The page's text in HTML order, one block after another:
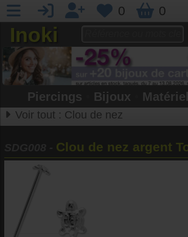
0 0
Inoki
Piercings Bijoux Matériel
Voir tout : Clou de nez
Clou de nez argent